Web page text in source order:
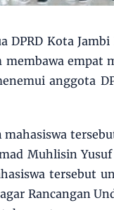
DPRD Kota
membawa empat
anggota
mahasiswa
Muhlisin
tersebut
Rancangan